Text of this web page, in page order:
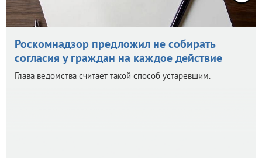
Роскомнадзор предложил не собирать
согласия у граждан на каждое действие
Глава ведомства считает такой способ устаревшим.